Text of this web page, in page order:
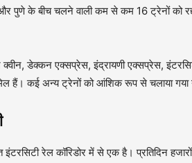
के बीच चलने वाली कम से कम 16 ट्रेनों को रद्द
क्वीन, डेक्कन एक्सप्रेस, इंद्रायणी एक्सप्रेस,
हैं। कई अन्य ट्रेनों को आंशिक रूप से चलाया गया
रेल कॉरिडोर में से एक है। प्रतिदिन हजारों